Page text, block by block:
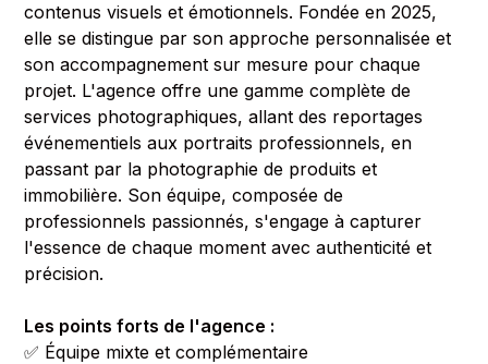
contenus visuels et émotionnels. Fondée en 2025,
elle se distingue par son approche personnalisée et
son accompagnement sur mesure pour chaque
projet. L'agence offre une gamme complète de
services photographiques, allant des reportages
événementiels aux portraits professionnels, en
passant par la photographie de produits et
immobilière. Son équipe, composée de
professionnels passionnés, s'engage à capturer
l'essence de chaque moment avec authenticité et
précision.
Les points forts de l'agence :
✅ Équipe mixte et complémentaire